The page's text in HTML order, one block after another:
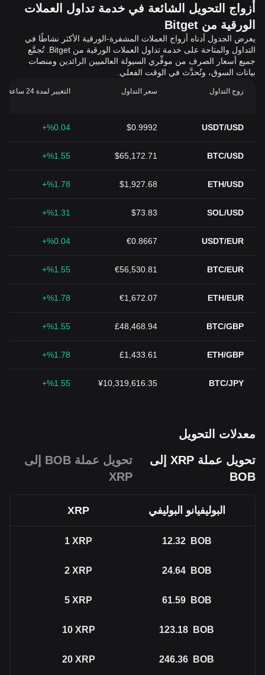
أزواج التحويل الشائعة في خدمة تداول العملات
الورقية من Bitget
يعرض الجدول أدناه أزواج العملات المشفرة-الورقية الأكثر نشاطًا في
التداول والمتاحة على خدمة تداول العملات الورقية من Bitget. تُجمَّع
جميع أسعار الصرف من موفِّري السيولة العالميين الرائدين ومنصات
بيانات السوق، وتُحدَّث في الوقت الفعلي.
زوج التداول سعر التداول التغيير لمدة 24 ساعة (%)
USDT/USD
$0.9992
%0.04+
BTC/USD
$65,172.71
%1.55+
ETH/USD
$1,927.68
%1.78+
SOL/USD
$73.83
%1.31+
USDT/EUR
€0.8667
%0.04+
BTC/EUR
€56,530.81
%1.55+
ETH/EUR
€1,672.07
%1.78+
BTC/GBP
£48,468.94
%1.55+
ETH/GBP
£1,433.61
%1.78+
BTC/JPY
¥10,319,616.35
%1.55+
معدلات التحويل
تحويل عملة XRP إلى
BOB
تحويل عملة BOB إلى
XRP
XRP البوليفيانو البوليفي
1 XRP 12.32 BOB
2 XRP 24.64 BOB
5 XRP 61.59 BOB
10 XRP 123.18 BOB
20 XRP 246.36 BOB